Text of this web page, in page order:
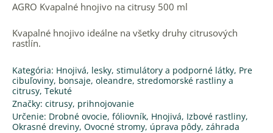
AGRO Kvapalné hnojivo na citrusy 500 ml
Kvapalné hnojivo ideálne na všetky druhy citrusových
rastlín.
Kategória: Hnojivá, lesky, stimulátory a podporné látky, Pre
cibuľoviny, bonsaje, oleandre, stredomorské rastliny a
citrusy, Tekuté
Značky: citrusy, prihnojovanie
Určenie: Drobné ovocie, fóliovník, Hnojivá, Izbové rastliny,
Okrasné dreviny, Ovocné stromy, úprava pôdy, záhrada